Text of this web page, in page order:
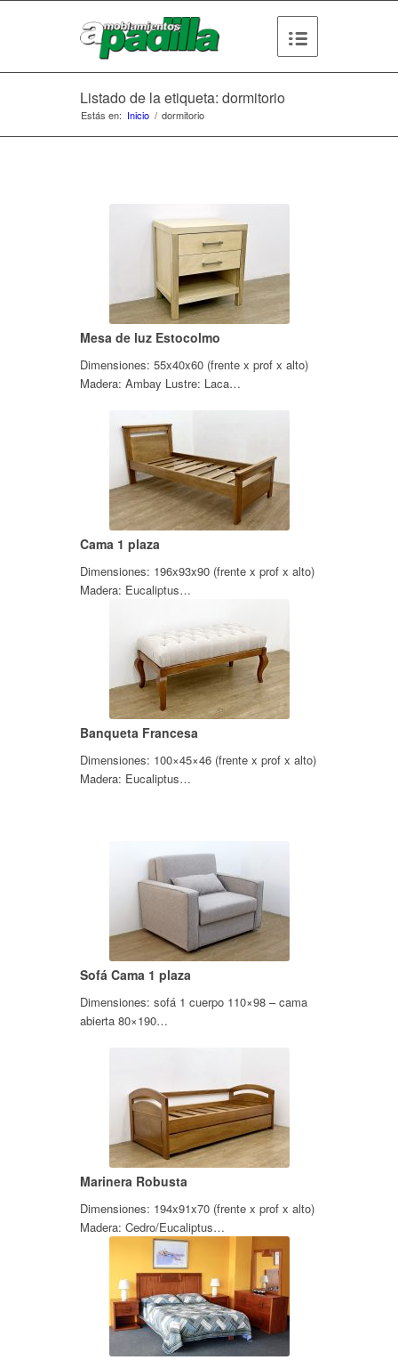
Listado de la etiqueta: dormitorio
Estás en: Inicio / dormitorio
Mesa de luz Estocolmo
Dimensiones: 55x40x60 (frente x prof x alto)
Madera: Ambay Lustre: Laca…
Cama 1 plaza
Dimensiones: 196x93x90 (frente x prof x alto)
Madera: Eucaliptus…
Banqueta Francesa
Dimensiones: 100×45×46 (frente x prof x alto)
Madera: Eucaliptus…
Sofá Cama 1 plaza
Dimensiones: sofá 1 cuerpo 110×98 – cama
abierta 80×190…
Marinera Robusta
Dimensiones: 194x91x70 (frente x prof x alto)
Madera: Cedro/Eucaliptus…